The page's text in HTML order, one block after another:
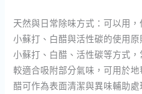
天然與日常除味方式：可以用
小蘇打、白醋與活性碳的使用原
小蘇打、白醋、活性碳等方式
較適合吸附部分氣味，可用於
醋可作為表面清潔與異味輔助